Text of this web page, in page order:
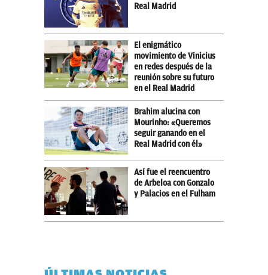
Real Madrid
El enigmático
movimiento de Vinicius
en redes después de la
reunión sobre su futuro
en el Real Madrid
Brahim alucina con
Mourinho: «Queremos
seguir ganando en el
Real Madrid con él»
Así fue el reencuentro
de Arbeloa con Gonzalo
y Palacios en el Fulham